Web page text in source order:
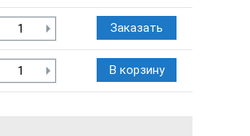
Заказать
В корзину